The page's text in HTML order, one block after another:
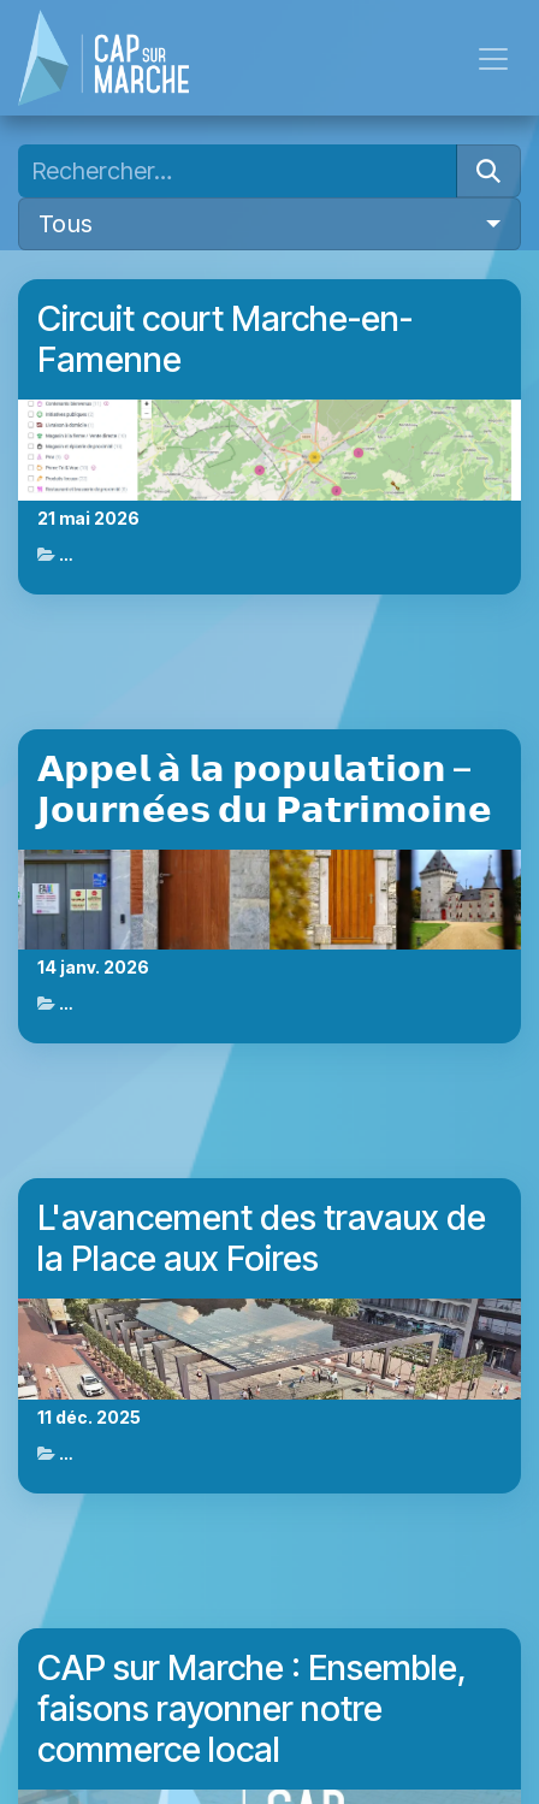
Se rendre au contenu
Tous
Circuit court Marche-en-
Famenne
21 mai 2026
𝗔𝗽𝗽𝗲𝗹 𝗮̀ 𝗹𝗮 𝗽𝗼𝗽𝘂𝗹𝗮𝘁𝗶𝗼𝗻 –
𝗝𝗼𝘂𝗿𝗻𝗲́𝗲𝘀 𝗱𝘂 𝗣𝗮𝘁𝗿𝗶𝗺𝗼𝗶𝗻𝗲
14 janv. 2026
L'avancement des travaux de
la Place aux Foires
11 déc. 2025
CAP sur Marche : Ensemble,
faisons rayonner notre
commerce local